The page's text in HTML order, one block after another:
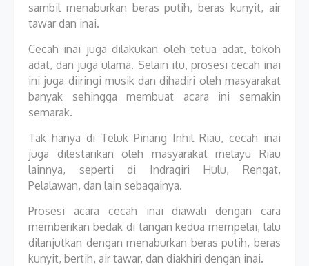
sambil menaburkan beras putih, beras kunyit, air
tawar dan inai.
Cecah inai juga dilakukan oleh tetua adat, tokoh
adat, dan juga ulama. Selain itu, prosesi cecah inai
ini juga diiringi musik dan dihadiri oleh masyarakat
banyak sehingga membuat acara ini semakin
semarak.
Tak hanya di Teluk Pinang Inhil Riau, cecah inai
juga dilestarikan oleh masyarakat melayu Riau
lainnya, seperti di Indragiri Hulu, Rengat,
Pelalawan, dan lain sebagainya.
Prosesi acara cecah inai diawali dengan cara
memberikan bedak di tangan kedua mempelai, lalu
dilanjutkan dengan menaburkan beras putih, beras
kunyit, bertih, air tawar, dan diakhiri dengan inai.